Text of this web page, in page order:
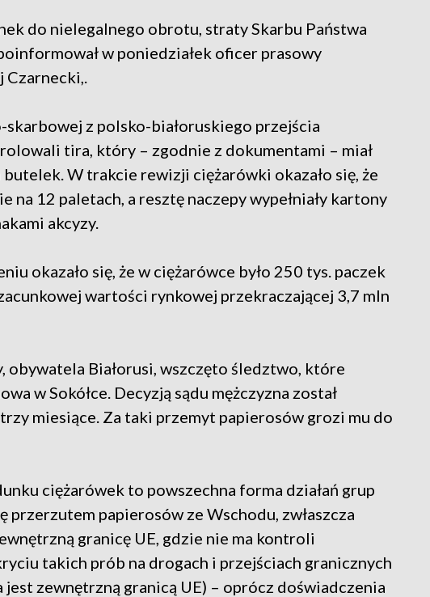
do nielegalnego obrotu, straty Skarbu Państwa
w poniedziałek oficer prasowy
skarbowej z polsko-białoruskiego przejścia
tira, który – zgodnie z dokumentami – miał
W trakcie rewizji ciężarówki okazało się, że
na 12 paletach, a resztę naczepy wypełniały kartony
akcyzy.
okazało się, że w ciężarówce było 250 tys. paczek
wartości rynkowej przekraczającej 3,7 mln
Białorusi, wszczęto śledztwo, które
w Sokółce. Decyzją sądu mężczyzna został
miesiące. Za taki przemyt papierosów grozi mu do
ciężarówek to powszechna forma działań grup
przerzutem papierosów ze Wschodu, zwłaszcza
granicę UE, gdzie nie ma kontroli
takich prób na drogach i przejściach granicznych
jest zewnętrzną granicą UE) – oprócz doświadczenia